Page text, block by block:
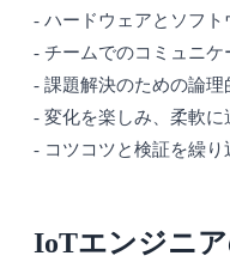
- ハードウェアとソフ
- チームでのコミュニ
- 課題解決のための論理
- 変化を楽しみ、柔軟に
- コツコツと検証を繰り
IoTエンジニ